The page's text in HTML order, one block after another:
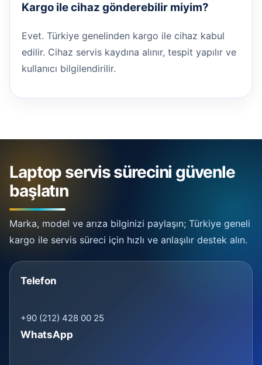
Kargo ile cihaz gönderebilir miyim?
Evet. Türkiye genelinden kargo ile cihaz kabul
edilir. Cihaz servis kaydına alınır, tespit yapılır ve
kullanıcı bilgilendirilir.
Laptop servis sürecini güvenle
başlatın
Marka, model ve arıza bilginizi paylaşın; Türkiye geneli
kargo ile servis süreci için hızlı ve anlaşılır destek alın.
Telefon
+90 (212) 428 00 25
WhatsApp